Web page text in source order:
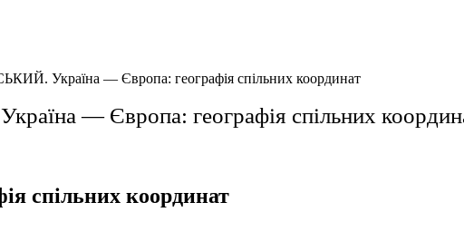
Україна — Європа: географія спільних координат
— Європа: географія спільних
спільних координат